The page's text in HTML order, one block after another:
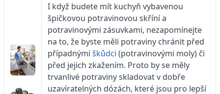
I když budete mít kuchyň vybavenou
špičkovou potravinovou skříní a
potravinovými zásuvkami, nezapomínejte
na to, že byste měli potraviny chránit před
případnými škůdci (potravinovými moly) či
před jejich zkažením. Proto by se měly
trvanlivé potraviny skladovat v dobře
uzavíratelných dózách, které jsou pro lepší